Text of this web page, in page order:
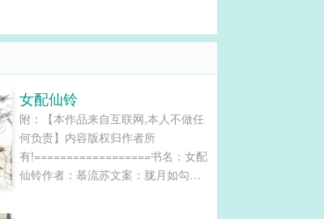
女配仙铃
附：【本作品来自互联网,本人不做任
何负责】内容版权归作者所
有!==================书名：女配
仙铃作者：慕流苏文案：胧月如勾，